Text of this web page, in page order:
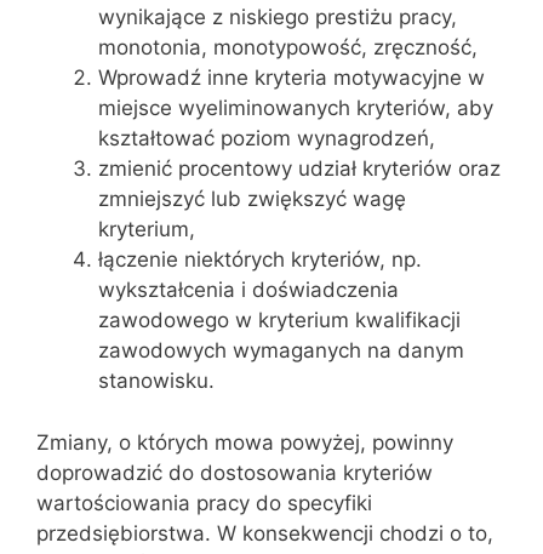
wynikające z niskiego prestiżu pracy,
monotonia, monotypowość, zręczność,
Wprowadź inne kryteria motywacyjne w
miejsce wyeliminowanych kryteriów, aby
kształtować poziom wynagrodzeń,
zmienić procentowy udział kryteriów oraz
zmniejszyć lub zwiększyć wagę
kryterium,
łączenie niektórych kryteriów, np.
wykształcenia i ­doświadczenia
zawodowego w kryterium kwalifikacji
zawodowych wymaganych na danym
stanowisku.
Zmiany, o których mowa powyżej, powinny
doprowadzić do dostosowania kryteriów
wartościowania pracy do specyfiki
przedsiębiorstwa. W konsekwencji chodzi o to,